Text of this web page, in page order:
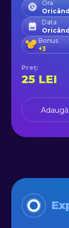
Ora
Oricând
Data
Oricând
Bonus
+3
Preț:
25 LEI